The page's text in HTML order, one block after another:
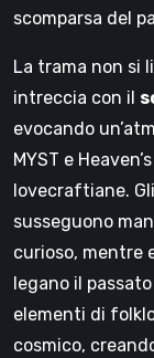
scomparsa del
La trama non si
intreccia con il
evocando
MYST e
lovecraftiane.
susseguono
curioso, mentre
legano il
elementi di
cosmico,